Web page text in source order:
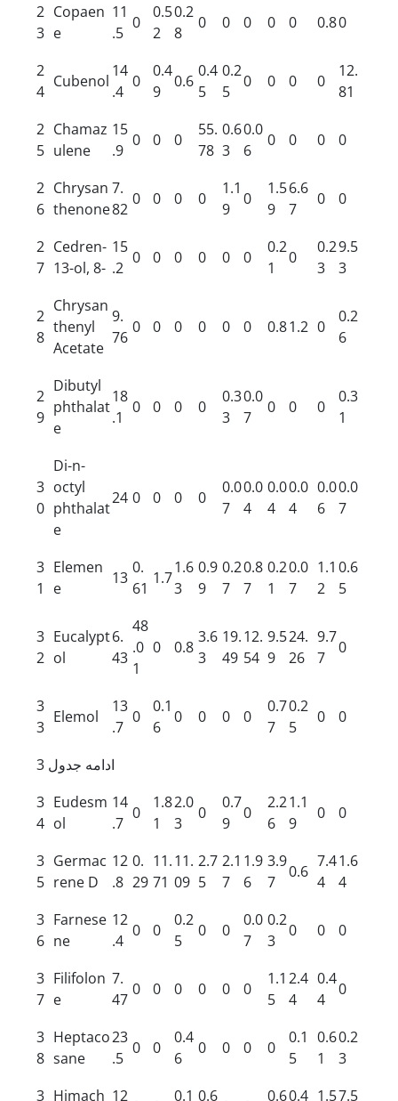
2
3
Copaen
e
11
.5
0
0.5
2
0.2
8
0 0 0 0 0 0.80
2
4
Cubenol
14
.4
0
0.4
9
0.6
0.4
5
0.2
5
0 0 0 0
12.
81
2
5
Chamaz
ulene
15
.9
0 0 0
55.
78
0.6
3
0.0
6
0 0 0 0
2
6
Chrysan
thenone
7.
82
0 0 0 0
1.1
9
0
1.5
9
6.6
7
0 0
2
7
Cedren-
13-ol, 8-
15
.2
0 0 0 0 0 0
0.2
1
0
0.2
3
9.5
3
2
8
Chrysan
thenyl
Acetate
9.
76
0 0 0 0 0 0 0.81.2 0
0.2
6
2
9
Dibutyl
phthalat
e
18
.1
0 0 0 0
0.3
3
0.0
7
0 0 0
0.3
1
3
0
Di-n-
octyl
phthalat
e
24 0 0 0 0
0.0
7
0.0
4
0.0
4
0.0
4
0.0
6
0.0
7
3
1
Elemen
e
13
0.
61
1.7
1.6
3
0.9
9
0.2
7
0.8
7
0.2
1
0.0
7
1.1
2
0.6
5
3
2
Eucalypt
ol
6.
43
48
.0
1
0 0.8
3.6
3
19.
49
12.
54
9.5
9
24.
26
9.7
7
0
3
3
Elemol
13
.7
0
0.1
6
0 0 0 0
0.7
7
0.2
5
0 0
ادامه جدول 3
3
4
Eudesm
ol
14
.7
0
1.8
1
2.0
3
0
0.7
9
0
2.2
6
1.1
9
0 0
3
5
Germac
rene D
12
.8
0.
29
11.
71
11.
09
2.7
5
2.1
7
1.9
6
3.9
7
0.6
7.4
4
1.6
4
3
6
Farnese
ne
12
.4
0 0
0.2
5
0 0
0.0
7
0.2
3
0 0 0
3
7
Filifolon
e
7.
47
0 0 0 0 0 0
1.1
5
2.4
4
0.4
4
0
3
8
Heptaco
sane
23
.5
0 0
0.4
6
0 0 0 0
0.1
5
0.6
1
0.2
3
3 Himach 12
0.1 0.6
0.60.4 1.57.5